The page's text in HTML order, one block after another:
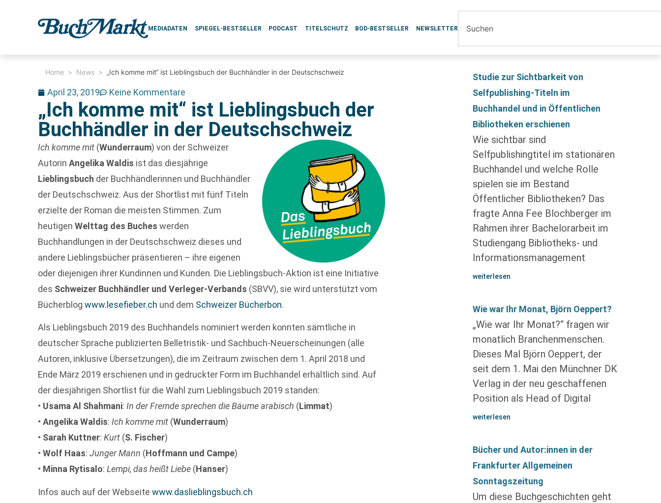
MEDIADATEN SPIEGEL-BESTSELLER PODCAST TITELSCHUTZ BOD-BESTSELLER NEWSLETTER
Home > News > „Ich komme mit“ ist Lieblingsbuch der Buchhändler in der Deutschschweiz
April 23, 2019 Keine Kommentare
„Ich komme mit“ ist Lieblingsbuch der
Buchhändler in der Deutschschweiz
Ich komme mit (Wunderraum) von der Schweizer
AutorinAngelika Waldis ist das diesjährige
Lieblingsbuch der Buchhändlerinnen und Buchhändler
der Deutschschweiz. Aus der Shortlist mit fünf Titeln
erzielte der Roman die meisten Stimmen. Zum
heutigenWelttag des Buches werden
Buchhandlungen in der Deutschschweiz dieses und
andere Lieblingsbücher präsentieren – ihre eigenen
oder diejenigen ihrer Kundinnen und Kunden. Die Lieblingsbuch-Aktion ist eine Initiative
des Schweizer Buchhändler und Verleger-Verbands (SBVV), sie wird unterstützt vom
Bücherblogwww.lesefieber.ch und dem Schweizer Bücherbon.
Als Lieblingsbuch 2019 des Buchhandels nominiert werden konnten sämtliche in
deutscher Sprache publizierten Belletristik- und Sachbuch-Neuerscheinungen (alle
Autoren, inklusive Übersetzungen), die im Zeitraum zwischen dem 1. April 2018 und
Ende März 2019 erschienen und in gedruckter Form im Buchhandel erhältlich sind. Auf
der diesjährigen Shortlist für die Wahl zum Lieblingsbuch 2019 standen:
• Usama Al Shahmani:In der Fremde sprechen die Bäume arabisch (Limmat)
•Angelika Waldis:Ich komme mit (Wunderraum)
• Sarah Kuttner:Kurt (S. Fischer)
•Wolf Haas:Junger Mann (Hoffmann und Campe)
• Minna Rytisalo:Lempi, das heißt Liebe (Hanser)
Infos auch auf der Webseitewww.daslieblingsbuch.ch
Studie zur Sichtbarkeit von
Selfpublishing-Titeln im
Buchhandel und in Öffentlichen
Bibliotheken erschienen
Wie sichtbar sind
Selfpublishingtitel im stationären
Buchhandel und welche Rolle
spielen sie im Bestand
Öffentlicher Bibliotheken? Das
fragte Anna Fee Blochberger im
Rahmen ihrer Bachelorarbeit im
Studiengang Bibliotheks- und
Informationsmanagement
weiterlesen
Wie war Ihr Monat, Björn Oeppert?
„Wie war Ihr Monat?“ fragen wir
monatlich Branchenmenschen.
Dieses Mal Björn Oeppert, der
seit dem 1. Mai den Münchner DK
Verlag in der neu geschaffenen
Position als Head of Digital
weiterlesen
Bücher und Autor:innen in der
Frankfurter Allgemeinen
Sonntagszeitung
Um diese Buchgeschichten geht